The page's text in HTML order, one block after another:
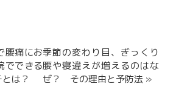
腰痛にお
でできる
は？
季節の変わり目、ぎっくり
腰や寝違えが増えるのはな
ぜ？ その理由と予防法 »